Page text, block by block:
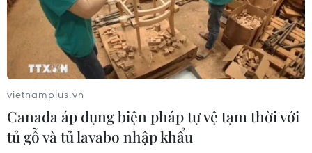
Nam tăng 13,8% trong 7 tháng của
năm 2026
03/08/2026 08:52
nạn giao thông giảm trên cả ba tiêu
chí
03/08/2026 07:42
vietnamplus.vn
Canada áp dụng biện pháp tự vệ tạm thời với
tủ gỗ và tủ lavabo nhập khẩu